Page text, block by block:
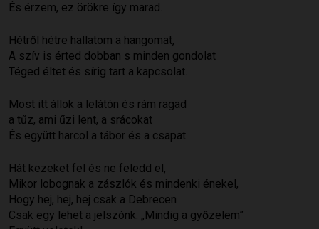
És érzem, ez örökre így marad.
Hétről hétre hallatom a hangomat,
A szív is érted dobban s minden gondolat
Téged éltet és sírig tart a kapcsolat.
Most itt állok a lelátón és rám ragad
a tűz, ami űzi lent, a srácokat
És együtt harcol a tábor és a csapat
Hát kezeket fel és ne feledd el,
Mikor lobognak a zászlók és mindenki énekel,
Hogy hej, hej, hej csak a Debrecen
Csak egy lehet a jelszónk: „Mindig a győzelem”